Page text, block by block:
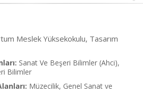
Meslek Yüksekokulu, Tasarım
Sanat Ve Beşeri Bilimler (Ahci),
Bilimler
Müzecilik, Genel Sanat ve